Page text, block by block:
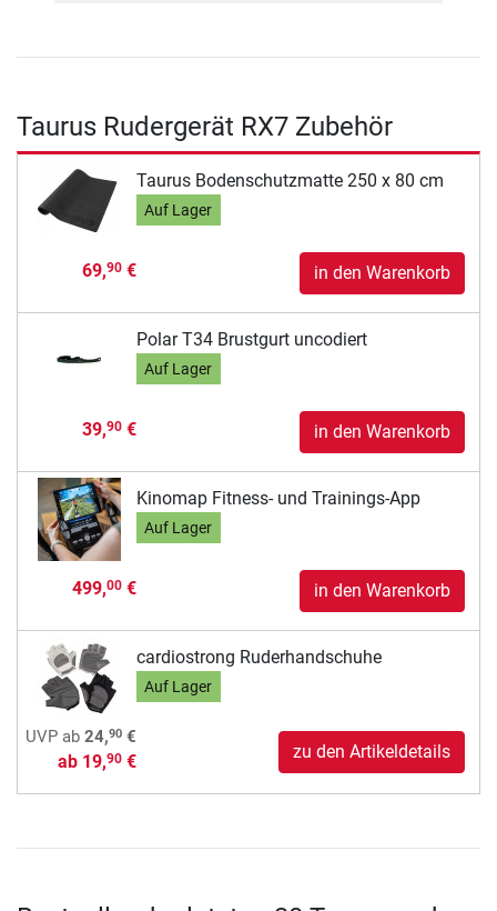
Taurus Rudergerät RX7 Zubehör
Taurus Bodenschutzmatte 250 x 80 cm
Auf Lager
69,90€ in den Warenkorb
Polar T34 Brustgurt uncodiert
Auf Lager
39,90€ in den Warenkorb
Kinomap Fitness- und Trainings-App
Auf Lager
499,00€ in den Warenkorb
cardiostrong Ruderhandschuhe
Auf Lager
UVPab 24,90€
ab 19,90€ zu den Artikeldetails